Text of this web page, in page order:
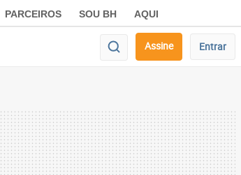
PARCEIROS SOU BH AQUI
Assine Entrar